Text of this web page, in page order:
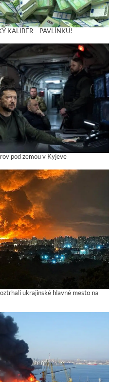
KALIBER – PAVLÍNKU!
pod zemou v Kyjeve
ukrajinské hlavné mesto na